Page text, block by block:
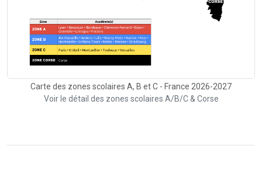
Carte des zones scolaires A, B et C - France 2026-2027
Voir le détail des zones scolaires A/B/C & Corse